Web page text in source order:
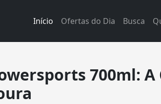
Início Ofertas do Dia Busca
700ml: A